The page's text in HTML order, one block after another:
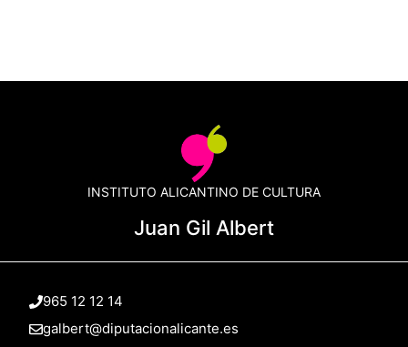
INSTITUTO ALICANTINO DE CULTURA
Juan Gil Albert
965 12 12 14
galbert@diputacionalicante.es